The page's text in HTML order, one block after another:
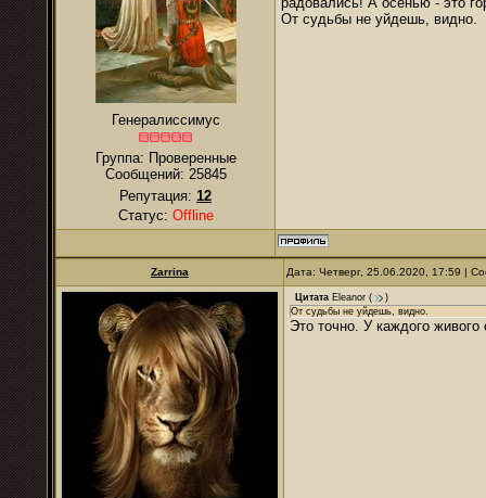
Генералиссимус
Группа: Проверенные
Сообщений: 25845
Репутация: 12
Статус: Offline
От судьбы не уйдешь, видно.
Zarrina Дата: Четверг, 25.06.2020, 17:59 |
Цитата Eleanor (
)
От судьбы не уйдешь, видно.
Это точно. У каждого